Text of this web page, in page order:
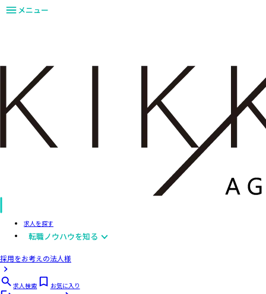
メニュー
求人を探す
転職ノウハウを知る
採用をお考えの法人様
求人検索
お気に入り